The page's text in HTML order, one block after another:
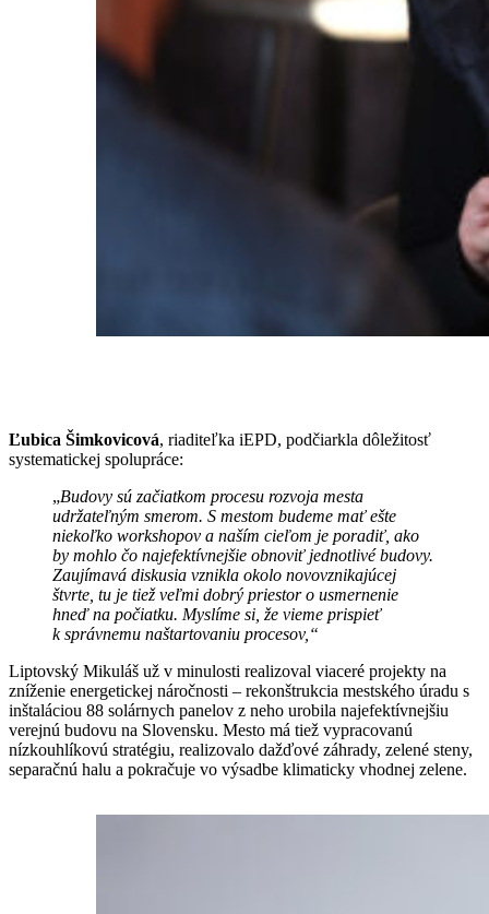
Ľubica Šimkovicová, riaditeľka iEPD, podčiarkla dôležitosť
systematickej spolupráce:
„Budovy sú začiatkom procesu rozvoja mesta
udržateľným smerom. S mestom budeme mať ešte
niekoľko workshopov a naším cieľom je poradiť, ako
by mohlo čo najefektívnejšie obnoviť jednotlivé budovy.
Zaujímavá diskusia vznikla okolo novovznikajúcej
štvrte, tu je tiež veľmi dobrý priestor o usmernenie
hneď na počiatku. Myslíme si, že vieme prispieť
k správnemu naštartovaniu procesov,“
Liptovský Mikuláš už v minulosti realizoval viaceré projekty na
zníženie energetickej náročnosti – rekonštrukcia mestského úradu s
inštaláciou 88 solárnych panelov z neho urobila najefektívnejšiu
verejnú budovu na Slovensku. Mesto má tiež vypracovanú
nízkouhlíkovú stratégiu, realizovalo dažďové záhrady, zelené steny,
separačnú halu a pokračuje vo výsadbe klimaticky vhodnej zelene.